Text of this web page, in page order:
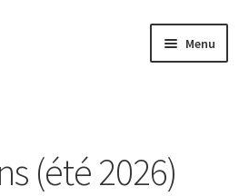
Menu
(été 2026)